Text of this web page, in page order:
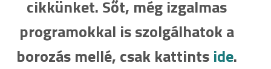
cikkünket. Sőt, még izgalmas
programokkal is szolgálhatok a
borozás mellé, csak kattints ide.